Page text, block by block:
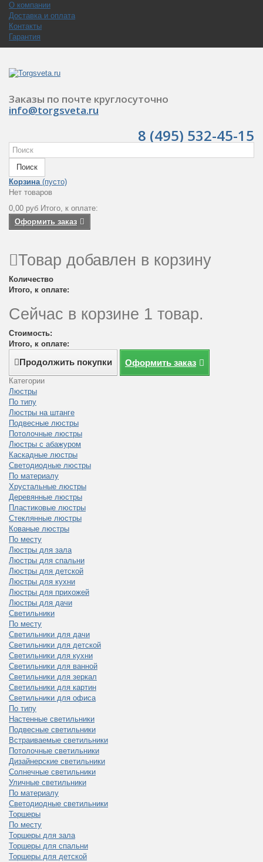
О компании
Доставка и оплата
Контакты
Гарантия
Заказы по почте круглосуточно
info@torgsveta.ru
8 (495) 532-45-15
Поиск
Корзина (пусто)
Нет товаров
0,00 руб Итого, к оплате:
Оформить заказ
Товар добавлен в корзину
Количество
Итого, к оплате:
Сейчас в корзине 1 товар.
Стоимость:
Итого, к оплате:
Продолжить покупки Оформить заказ
Категории
Люстры
По типу
Люстры на штанге
Подвесные люстры
Потолочные люстры
Люстры с абажуром
Каскадные люстры
Светодиодные люстры
По материалу
Хрустальные люстры
Деревянные люстры
Пластиковые люстры
Стеклянные люстры
Кованые люстры
По месту
Люстры для зала
Люстры для спальни
Люстры для детской
Люстры для кухни
Люстры для прихожей
Люстры для дачи
Светильники
По месту
Светильники для дачи
Светильники для детской
Светильники для кухни
Светильники для ванной
Светильники для зеркал
Светильники для картин
Светильники для офиса
По типу
Настенные светильники
Подвесные светильники
Встраиваемые светильники
Потолочные светильники
Дизайнерские светильники
Солнечные светильники
Уличные светильники
По материалу
Светодиодные светильники
Торшеры
По месту
Торшеры для зала
Торшеры для спальни
Торшеры для детской